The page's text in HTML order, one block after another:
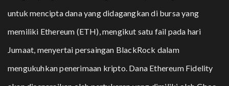
untuk mencipta dana yang didagangkan di bursa yang
memiliki Ethereum (ETH), mengikut satu fail pada hari
Jumaat, menyertai persaingan BlackRock dalam
mengukuhkan penerimaan kripto. Dana Ethereum Fidelity